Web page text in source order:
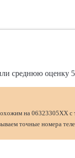
среднюю оценку 5
на 06323305XX
точные номера